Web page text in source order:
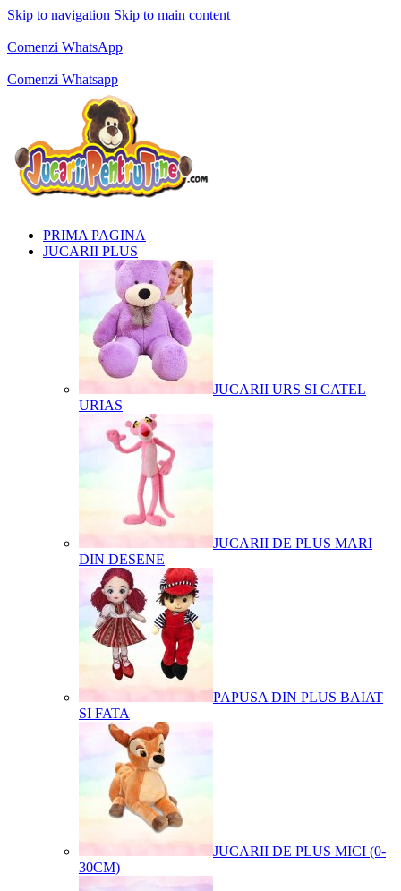
Skip to navigation Skip to main content
Comenzi WhatsApp
Comenzi Whatsapp
PRIMA PAGINA
JUCARII PLUS
JUCARII URS SI CATEL
URIAS
JUCARII DE PLUS MARI
DIN DESENE
PAPUSA DIN PLUS BAIAT
SI FATA
JUCARII DE PLUS MICI (0-
30CM)